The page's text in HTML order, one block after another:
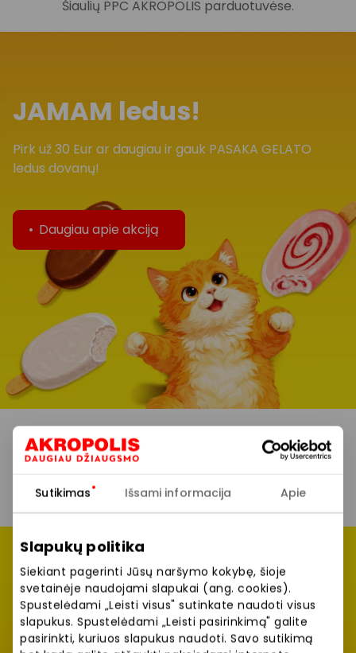
Sutikimas Išsami informacija Apie
Slapukų politika
Siekiant pagerinti Jūsų naršymo kokybę, šioje
svetainėje naudojami slapukai (ang. cookies).
Spustelėdami „Leisti visus" sutinkate naudoti visus
slapukus. Spustelėdami „Leisti pasirinkimą" galite
pasirinkti, kuriuos slapukus naudoti. Savo sutikimą
Išvalyti Apply categories
Šiaulių PPC AKROPOLIS parduotuvėse.
JAMAM ledus!
Pirk už 30 Eur ar daugiau ir gauk PASAKA GELATO
ledus dovanų!
Daugiau apie akciją
JAMAM partnerių
dovanos!